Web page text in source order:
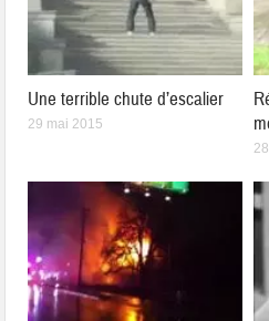
Une terrible chute d’escalier
29 mai 2015